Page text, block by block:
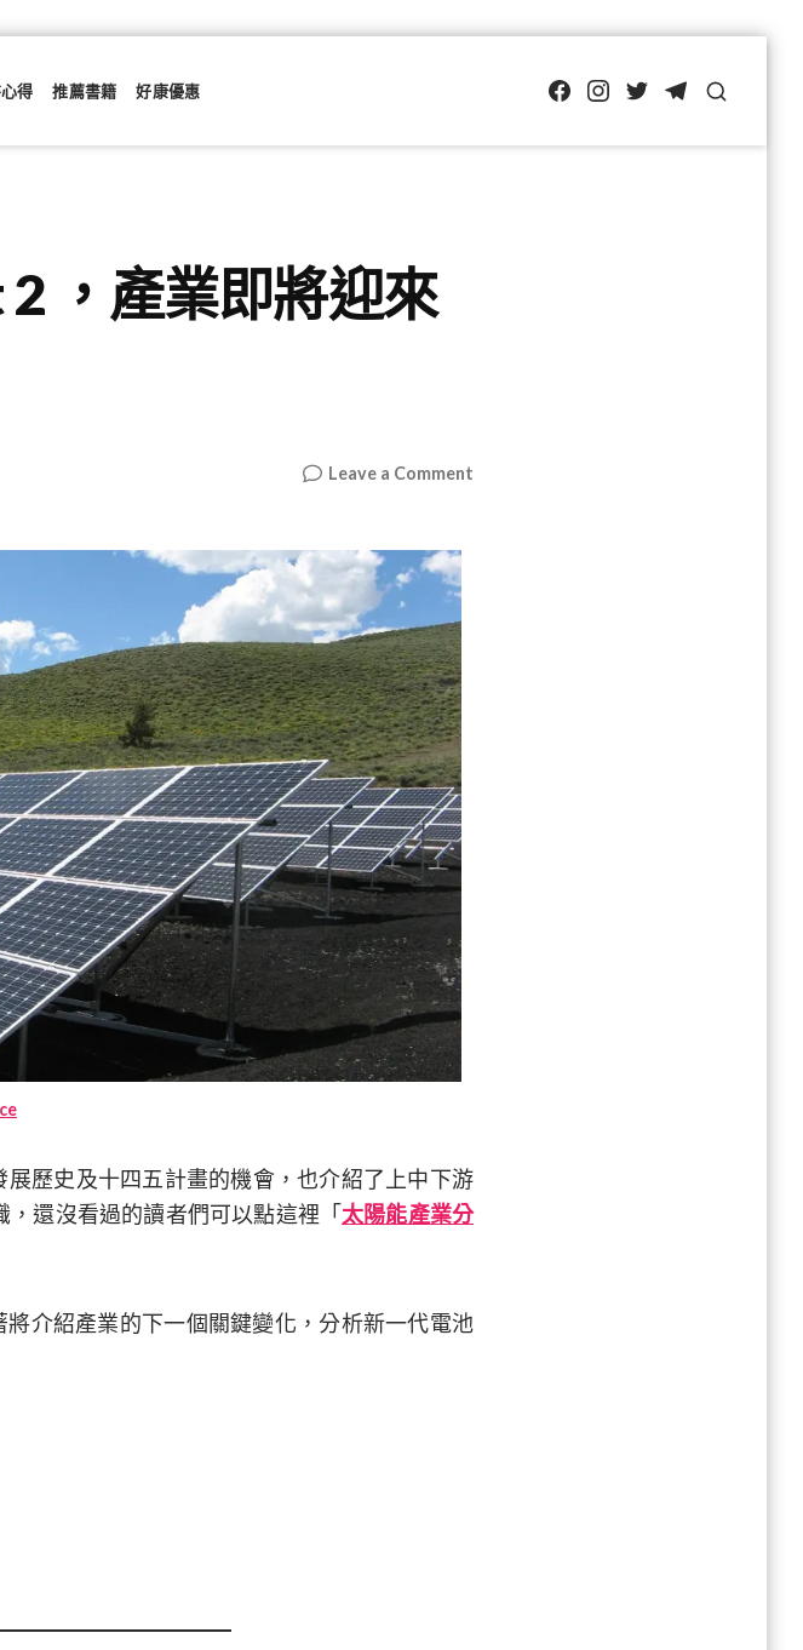
得 推薦書籍 好康優惠 FB IG Twitter
TG
，產業即將迎來
Leave a Comment
歷史及十四五計畫的機會，也介紹了上中下游
還沒看過的讀者們可以點這裡「太陽能產業分
介紹產業的下一個關鍵變化，分析新一代電池